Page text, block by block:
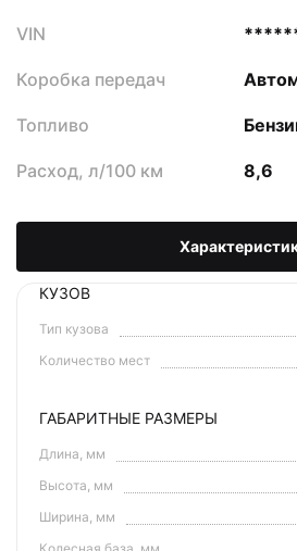
VIN
Коробка передач
Топливо
Расход, л/100 км 8,6
КУЗОВ
Тип кузова
Количество мест
ГАБАРИТНЫЕ РАЗМЕРЫ
Длина, мм
Высота, мм
Ширина, мм